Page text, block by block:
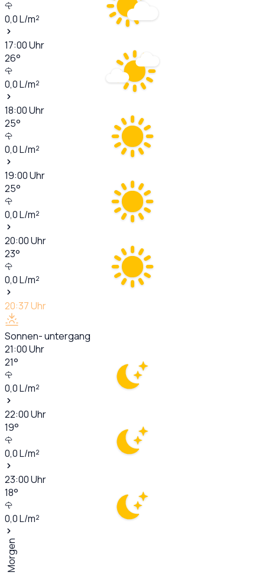
0,0L/m²
17:00Uhr
26°
0,0L/m²
18:00Uhr
25°
0,0L/m²
19:00Uhr
25°
0,0L/m²
20:00Uhr
23°
0,0L/m²
20:37Uhr
Sonnen- untergang
21:00Uhr
21°
0,0L/m²
22:00Uhr
19°
0,0L/m²
23:00Uhr
18°
0,0L/m²
Morgen